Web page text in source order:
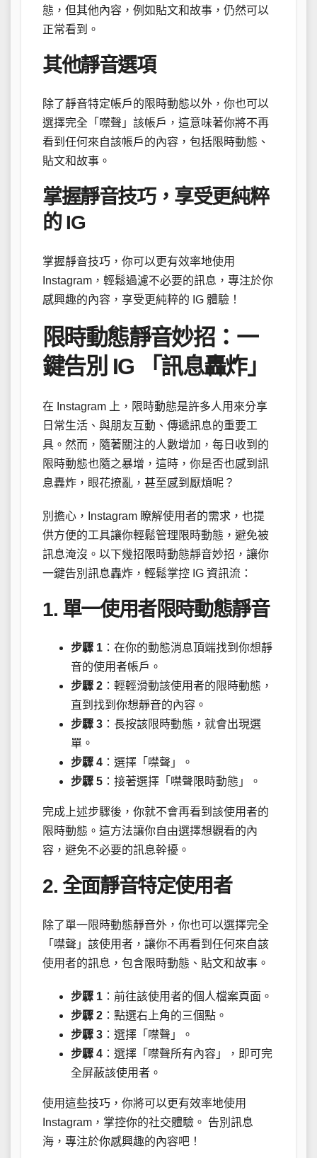
態，但其他內容，例如貼文和故事，仍然可以
正常看到。
其他靜音選項
除了靜音特定帳戶的限時動態以外，你也可以
選擇完全「噤聲」該帳戶，這意味著你將不再
看到任何來自該帳戶的內容，包括限時動態、
貼文和故事。
掌握靜音技巧，享受更純粹
的 IG
掌握靜音技巧，你可以更有效率地使用
Instagram，輕鬆過濾不必要的訊息，專注於你
感興趣的內容，享受更純粹的 IG 體驗！
限時動態靜音妙招：一
鍵告別 IG 「訊息轟炸」
在 Instagram 上，限時動態是許多人用來分享
日常生活、與朋友互動、傳遞訊息的重要工
具。然而，隨著關注的人數增加，每日收到的
限時動態也隨之暴增，這時，你是否也感到訊
息轟炸，眼花撩亂，甚至感到厭煩呢？
別擔心，Instagram 瞭解使用者的需求，也提
供方便的工具讓你輕鬆管理限時動態，避免被
訊息淹沒。以下幾招限時動態靜音妙招，讓你
一鍵告別訊息轟炸，輕鬆掌控 IG 資訊流：
1. 單一使用者限時動態靜音
步驟 1 ：在你的動態消息頂端找到你想靜
音的使用者帳戶。
步驟 2 ：輕輕滑動該使用者的限時動態，
直到找到你想靜音的內容。
步驟 3 ：長按該限時動態，就會出現選
單。
步驟 4 ：選擇「噤聲」。
步驟 5 ：接著選擇「噤聲限時動態」。
完成上述步驟後，你就不會再看到該使用者的
限時動態。這方法讓你自由選擇想觀看的內
容，避免不必要的訊息幹擾。
2. 全面靜音特定使用者
除了單一限時動態靜音外，你也可以選擇完全
「噤聲」該使用者，讓你不再看到任何來自該
使用者的訊息，包含限時動態、貼文和故事。
步驟 1 ：前往該使用者的個人檔案頁面。
步驟 2 ：點選右上角的三個點。
步驟 3 ：選擇「噤聲」。
步驟 4 ：選擇「噤聲所有內容」，即可完
全屏蔽該使用者。
使用這些技巧，你將可以更有效率地使用
Instagram，掌控你的社交體驗。 告別訊息
海，專注於你感興趣的內容吧！